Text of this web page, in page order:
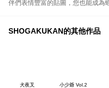
伴們表情豐富的貼圖，您也能成為
SHOGAKUKAN的其他作品
犬夜叉 小少爺 Vol.2